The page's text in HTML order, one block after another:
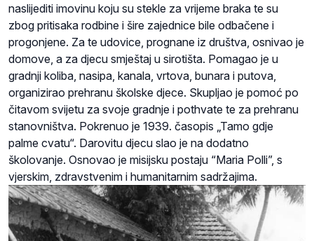
naslijediti imovinu koju su stekle za vrijeme braka te su
zbog pritisaka rodbine i šire zajednice bile odbačene i
progonjene. Za te udovice, prognane iz društva, osnivao je
domove, a za djecu smještaj u sirotišta. Pomagao je u
gradnji koliba, nasipa, kanala, vrtova, bunara i putova,
organizirao prehranu školske djece. Skupljao je pomoć po
čitavom svijetu za svoje gradnje i pothvate te za prehranu
stanovništva. Pokrenuo je 1939. časopis „Tamo gdje
palme cvatu“. Darovitu djecu slao je na dodatno
školovanje. Osnovao je misijsku postaju “Maria Polli”, s
vjerskim, zdravstvenim i humanitarnim sadržajima.